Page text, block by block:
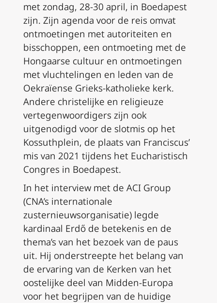
met zondag, 28-30 april, in Boedapest
zijn. Zijn agenda voor de reis omvat
ontmoetingen met autoriteiten en
bisschoppen, een ontmoeting met de
Hongaarse cultuur en ontmoetingen
met vluchtelingen en leden van de
Oekraïense Grieks-katholieke kerk.
Andere christelijke en religieuze
vertegenwoordigers zijn ook
uitgenodigd voor de slotmis op het
Kossuthplein, de plaats van Franciscus’
mis van 2021 tijdens het Eucharistisch
Congres in Boedapest.
In het interview met de ACI Group
(CNA’s internationale
zusternieuwsorganisatie) legde
kardinaal Erdő de betekenis en de
thema’s van het bezoek van de paus
uit. Hij onderstreepte het belang van
de ervaring van de Kerken van het
oostelijke deel van Midden-Europa
voor het begrijpen van de huidige